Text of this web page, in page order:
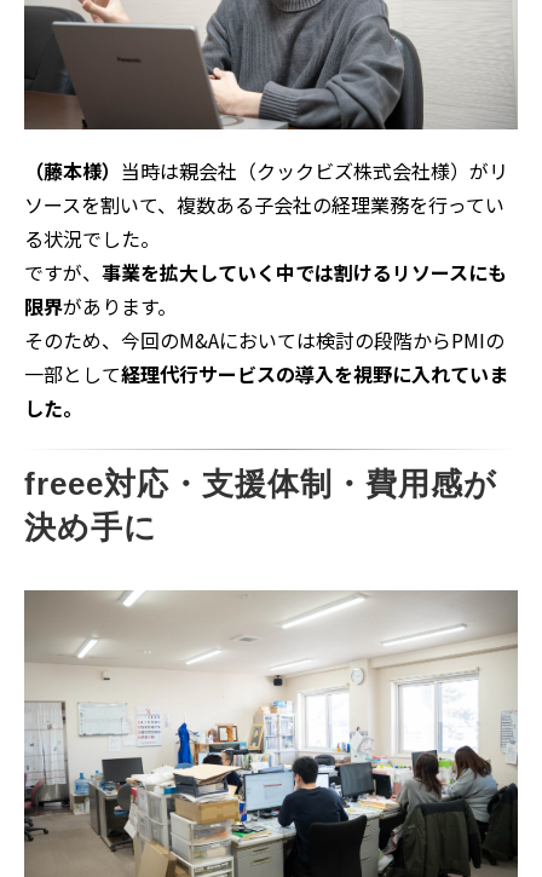
（藤本様） 当時は親会社（クックビズ株式会社様）がリ
ソースを割いて、複数ある子会社の経理業務を行ってい
る状況でした。
ですが、 事業を拡大していく中では割けるリソースにも
限界があります。
そのため、今回のM&Aにおいては検討の段階からPMIの
一部として経理代行サービスの導入を視野に入れていま
した。
freee対応・支援体制・費用感が
決め手に